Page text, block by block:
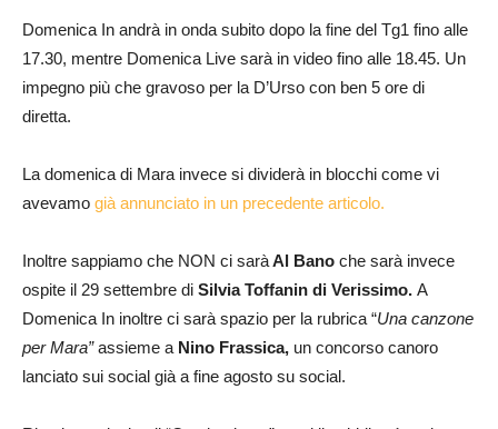
Domenica In andrà in onda subito dopo la fine del Tg1 fino alle
17.30, mentre Domenica Live sarà in video fino alle 18.45. Un
impegno più che gravoso per la D’Urso con ben 5 ore di
diretta.
La domenica di Mara invece si dividerà in blocchi come vi
avevamo già annunciato in un precedente articolo.
Inoltre sappiamo che NON ci saràAl Bano che sarà invece
ospite il 29 settembre di Silvia Toffanin di Verissimo. A
Domenica In inoltre ci sarà spazio per la rubrica “Una canzone
per Mara”assieme a Nino Frassica, un concorso canoro
lanciato sui social già a fine agosto su social.